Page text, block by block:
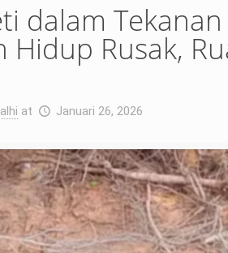
dalam
Hidup Rusak,
at Januari 26, 2026